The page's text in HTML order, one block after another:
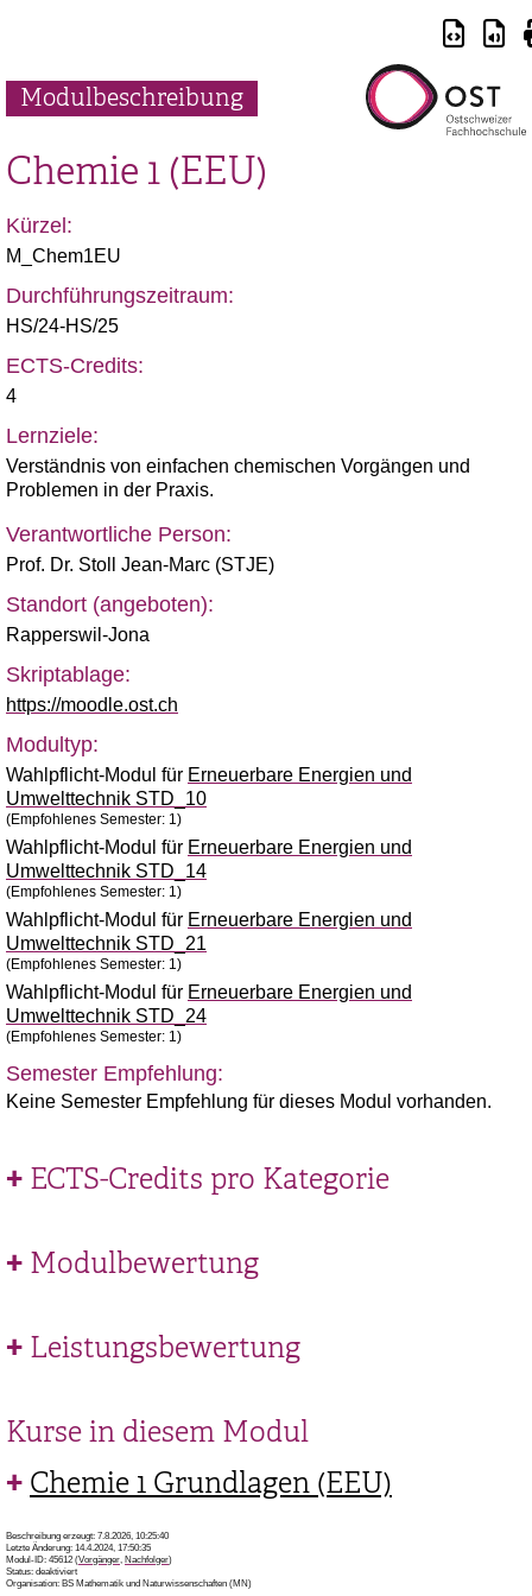
Modulbeschreibung
Chemie 1 (EEU)
Kürzel:
M_Chem1EU
Durchführungszeitraum:
HS/24-HS/25
ECTS-Credits:
4
Lernziele:
Verständnis von einfachen chemischen Vorgängen und
Problemen in der Praxis.
Verantwortliche Person:
Prof. Dr. Stoll Jean-Marc (STJE)
Standort (angeboten):
Rapperswil-Jona
Skriptablage:
https://moodle.ost.ch
Modultyp:
Wahlpflicht-Modul für Erneuerbare Energien und
Umwelttechnik STD_10
(Empfohlenes Semester: 1)
Wahlpflicht-Modul für Erneuerbare Energien und
Umwelttechnik STD_14
(Empfohlenes Semester: 1)
Wahlpflicht-Modul für Erneuerbare Energien und
Umwelttechnik STD_21
(Empfohlenes Semester: 1)
Wahlpflicht-Modul für Erneuerbare Energien und
Umwelttechnik STD_24
(Empfohlenes Semester: 1)
Semester Empfehlung:
Keine Semester Empfehlung für dieses Modul vorhanden.
ECTS-Credits pro Kategorie
Modulbewertung
Leistungsbewertung
Kurse in diesem Modul
Chemie 1 Grundlagen (EEU)
Beschreibung erzeugt: 7.8.2026, 10:25:40
Letzte Änderung: 14.4.2024, 17:50:35
Modul-ID: 45612 (Vorgänger, Nachfolger)
Status: deaktiviert
Organisation: BS Mathematik und Naturwissenschaften (MN)